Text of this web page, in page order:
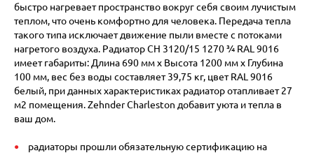
быстро нагревает пространство вокруг себя своим лучистым
теплом, что очень комфортно для человека. Передача тепла
такого типа исключает движение пыли вместе с потоками
нагретого воздуха. Радиатор CH 3120/15 1270 ¾ RAL 9016
имеет габариты: Длина 690 мм х Высота 1200 мм х Глубина
100 мм, вес без воды составляет 39,75 кг, цвет RAL 9016
белый, при данных характеристиках радиатор отапливает 27
м2 помещения. Zehnder Charleston добавит уюта и тепла в
ваш дом.
радиаторы прошли обязательную сертификацию на